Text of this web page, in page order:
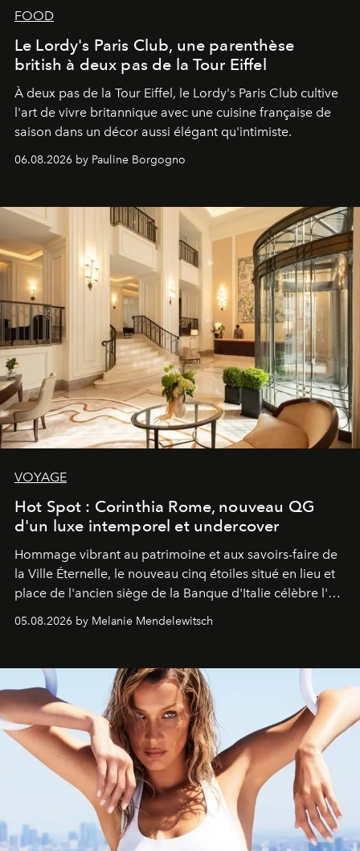
FOOD
Le Lordy's Paris Club, une parenthèse
british à deux pas de la Tour Eiffel
À deux pas de la Tour Eiffel, le Lordy's Paris Club cultive
l'art de vivre britannique avec une cuisine française de
saison dans un décor aussi élégant qu'intimiste.
06.08.2026 by Pauline Borgogno
VOYAGE
Hot Spot : Corinthia Rome, nouveau QG
d'un luxe intemporel et undercover
Hommage vibrant au patrimoine et aux savoirs-faire de
la Ville Éternelle, le nouveau cinq étoiles situé en lieu et
place de l'ancien siège de la Banque d'Italie célèbre l'art
de vivre Romain dans toute son élégance intemporelle.
05.08.2026 by Melanie Mendelewitsch